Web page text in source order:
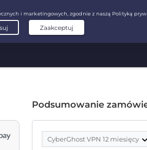
Podsumowanie
CyberGhost VPN 12 miesięcy